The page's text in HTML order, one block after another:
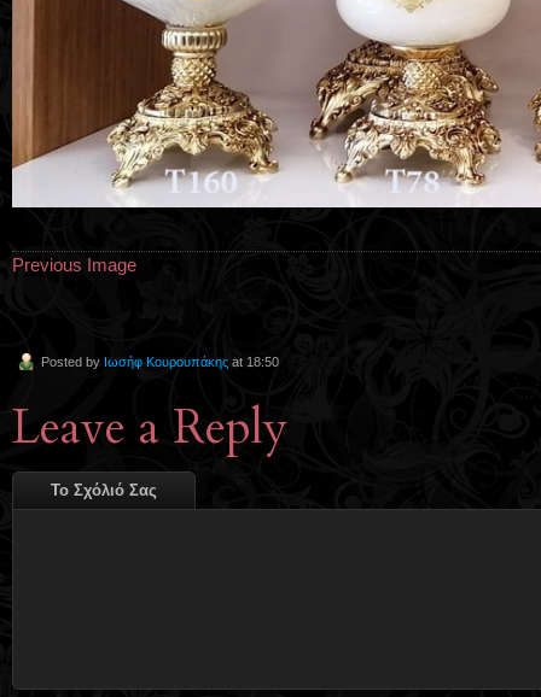
Previous Image
Posted by Ιωσήφ Κουρουπάκης at 18:50
Leave a Reply
Το Σχόλιό Σας